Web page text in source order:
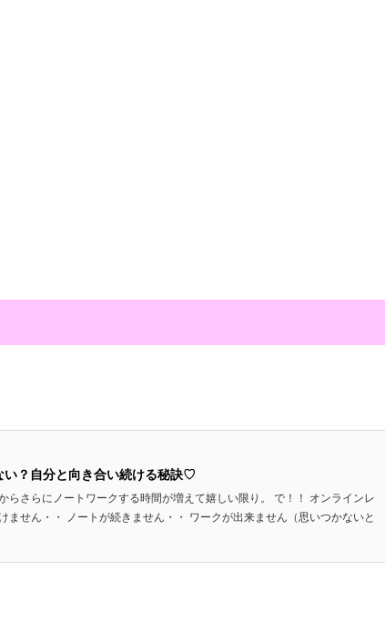
い？自分と向き合い続ける秘訣♡
さらにノートワークする時間が増えて嬉しい限り。 で！！ オンラインレ
ません・・ ノートが続きません・・ ワークが出来ません（思いつかないと